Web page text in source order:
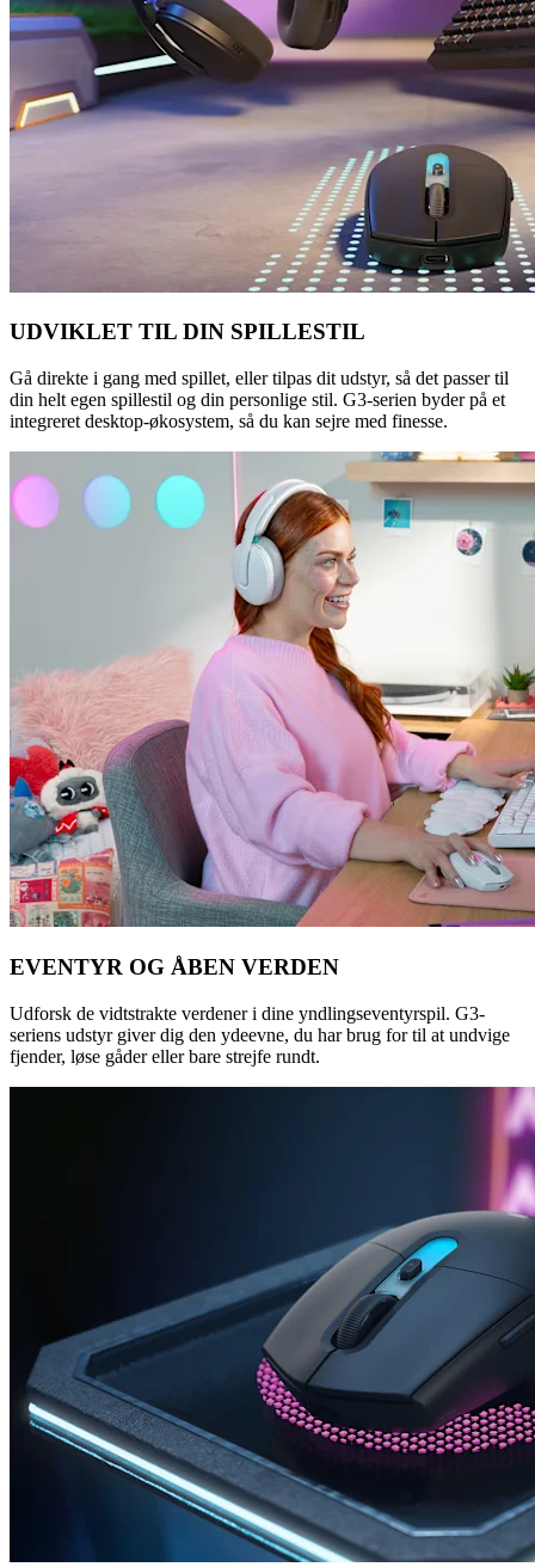
UDVIKLET TIL DIN SPILLESTIL
Gå direkte i gang med spillet, eller tilpas dit udstyr, så det passer til
din helt egen spillestil og din personlige stil. G3-serien byder på et
integreret desktop-økosystem, så du kan sejre med finesse.
EVENTYR OG ÅBEN VERDEN
Udforsk de vidtstrakte verdener i dine yndlingseventyrspil. G3-
seriens udstyr giver dig den ydeevne, du har brug for til at undvige
fjender, løse gåder eller bare strejfe rundt.